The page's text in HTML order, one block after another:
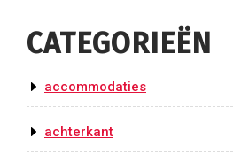
CATEGORIEËN
accommodaties
achterkant